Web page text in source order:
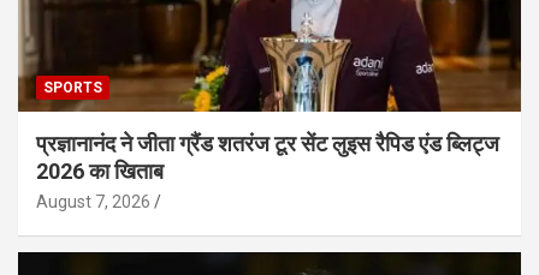
SPORTS
प्रज्ञानानंद ने जीता ग्रैंड शतरंज टूर सेंट लुइस रैपिड एंड ब्लिट्ज
2026 का खिताब
August 7, 2026